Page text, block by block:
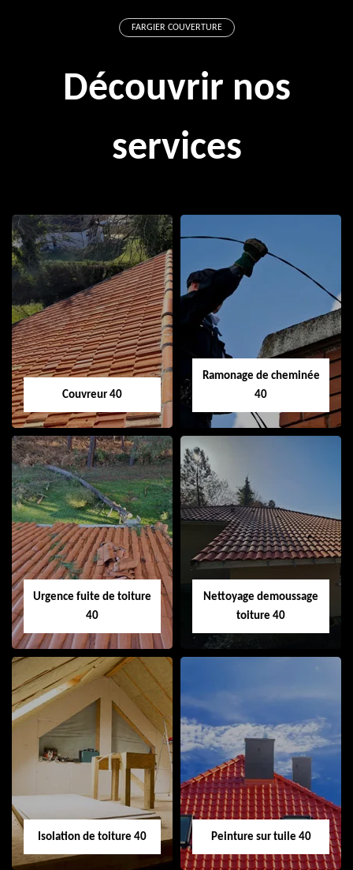
FARGIER COUVERTURE
Découvrir nos
services
Couvreur 40
Couvreur 40
Ramonage de cheminée
40
Ramonage de
cheminée 40
Urgence fuite de toiture
40
Urgence fuite de
toiture 40
Nettoyage demoussage
toiture 40
Nettoyage
demoussage
toiture 40
Isolation de toiture 40 Peinture sur tuile 40